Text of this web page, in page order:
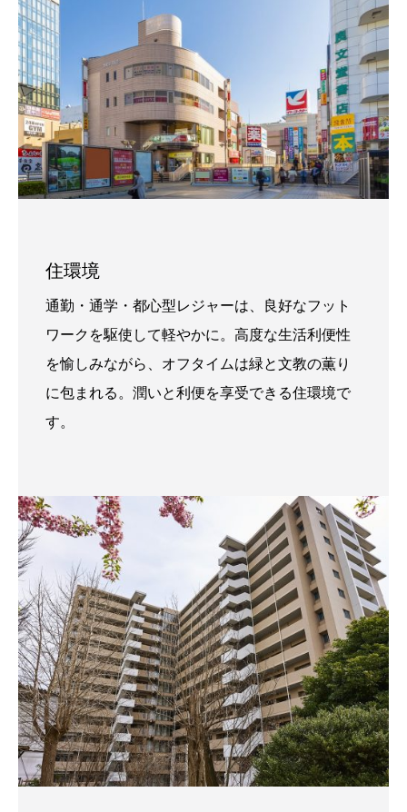
住環境
通勤・通学・都心型レジャーは、良好なフット
ワークを駆使して軽やかに。高度な生活利便性
を愉しみながら、オフタイムは緑と文教の薫り
に包まれる。潤いと利便を享受できる住環境で
す。